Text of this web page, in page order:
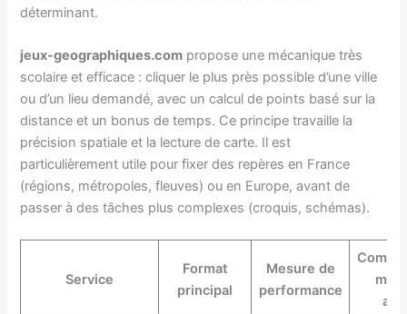
déterminant.
jeux-geographiques.com propose une mécanique très
scolaire et efficace : cliquer le plus près possible d’une ville
ou d’un lieu demandé, avec un calcul de points basé sur la
distance et un bonus de temps. Ce principe travaille la
précision spatiale et la lecture de carte. Il est
particulièrement utile pour fixer des repères en France
(régions, métropoles, fleuves) ou en Europe, avant de
passer à des tâches plus complexes (croquis, schémas).
Service
Format
principal
Mesure de
performance